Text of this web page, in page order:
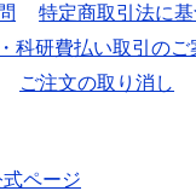
特定商取引法に
科研費払い取引のご
ご注文の取り消し
ページ